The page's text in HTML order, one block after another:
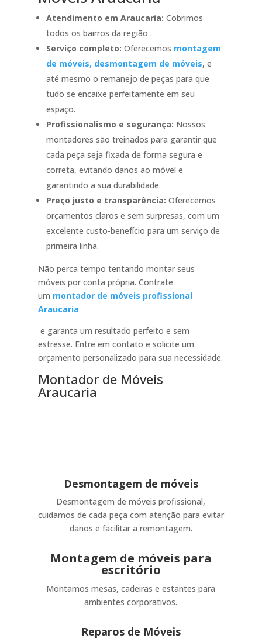
Atendimento em Araucaria: Cobrimos
todos os bairros da região .
Serviço completo: Oferecemos montagem
de móveis, desmontagem de móveis, e
até mesmo o remanejo de peças para que
tudo se encaixe perfeitamente em seu
espaço.
Profissionalismo e segurança: Nossos
montadores são treinados para garantir que
cada peça seja fixada de forma segura e
correta, evitando danos ao móvel e
garantindo a sua durabilidade.
Preço justo e transparência: Oferecemos
orçamentos claros e sem surpresas, com um
excelente custo-benefício para um serviço de
primeira linha.
Não perca tempo tentando montar seus
móveis por conta própria. Contrate
um montador de móveis profissional
Araucaria
e garanta um resultado perfeito e sem
estresse. Entre em contato e solicite um
orçamento personalizado para sua necessidade.
Montador de Móveis
Araucaria
Desmontagem de móveis
Desmontagem de móveis profissional,
cuidamos de cada peça com atenção para evitar
danos e facilitar a remontagem.
Montagem de móveis para
escritório
Montamos mesas, cadeiras e estantes para
ambientes corporativos.
Reparos de Móveis